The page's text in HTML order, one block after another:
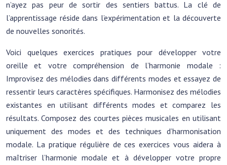
n’ayez pas peur de sortir des sentiers battus. La clé de
l’apprentissage réside dans l’expérimentation et la découverte
de nouvelles sonorités.
Voici quelques exercices pratiques pour développer votre
oreille et votre compréhension de l’harmonie modale :
Improvisez des mélodies dans différents modes et essayez de
ressentir leurs caractères spécifiques. Harmonisez des mélodies
existantes en utilisant différents modes et comparez les
résultats. Composez des courtes pièces musicales en utilisant
uniquement des modes et des techniques d’harmonisation
modale. La pratique régulière de ces exercices vous aidera à
maîtriser l’harmonie modale et à développer votre propre